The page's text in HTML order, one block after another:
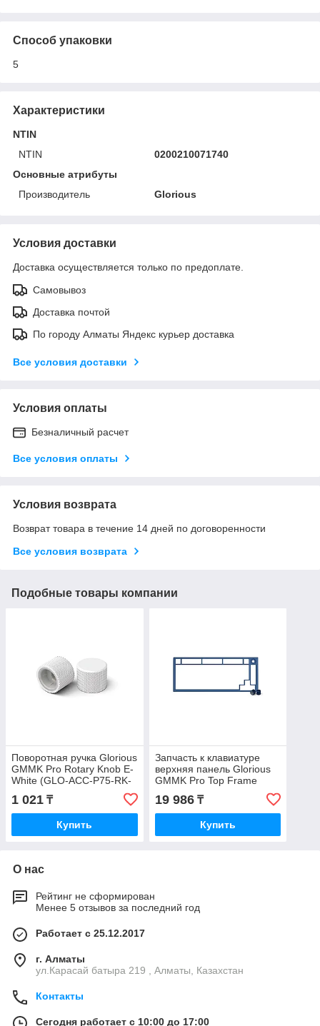
Способ упаковки
5
Характеристики
NTIN
NTIN
0200210071740
Основные атрибуты
Производитель
Glorious
Условия доставки
Доставка осуществляется только по предоплате.
Самовывоз
Доставка почтой
По городу Алматы Яндекс курьер доставка
Все условия доставки
Условия оплаты
Безналичный расчет
Все условия оплаты
Условия возврата
Возврат товара в течение 14 дней по договоренности
Все условия возврата
Подобные товары компании
Поворотная ручка Glorious
GMMK Pro Rotary Knob E-
White (GLO-ACC-P75-RK-
1 021 ₸
Купить
Запчасть к клавиатуре
верхняя панель Glorious
GMMK Pro Top Frame
Navy Blue (GLO-ACC-P75-
TF-NB)
19 986₸
Купить
О нас
Рейтинг не сформирован
Менее 5 отзывов за последний год
Работает с 25.12.2017
г. Алматы
ул.Карасай батыра 219 , Алматы, Казахстан
Контакты
Сегодня работает с 10:00 до 17:00